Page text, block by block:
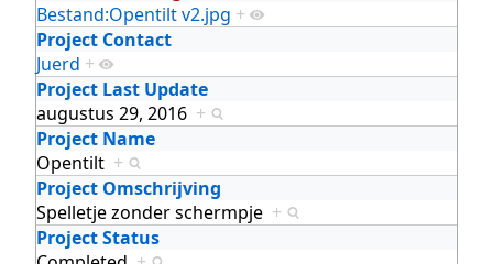
Bestand:Opentilt v2.jpg +
Project Contact
Juerd +
Project Last Update
augustus 29, 2016 +
Project Name
Opentilt +
Project Omschrijving
Spelletje zonder schermpje +
Project Status